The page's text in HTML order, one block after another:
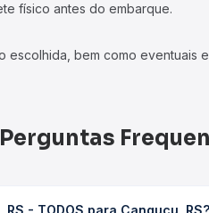
físico antes do embarque.
bem como eventuais
Perguntas
- TODOS para Canguçu, RS?